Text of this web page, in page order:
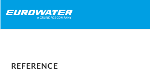
REFERENCE